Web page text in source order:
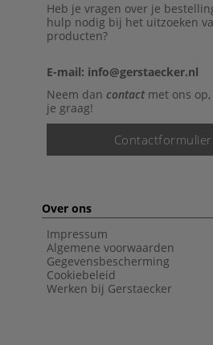
Heb je vragen over je
hulp nodig bij het uitzoeken
producten?
E-mail: info@gerstaecker.nl
Neem dan contactmet ons
je graag!
Contactformulier
Over ons
Impressum
Algemene voorwaarden
Gegevensbescherming
Cookiebeleid
Werken bij Gerstaecker